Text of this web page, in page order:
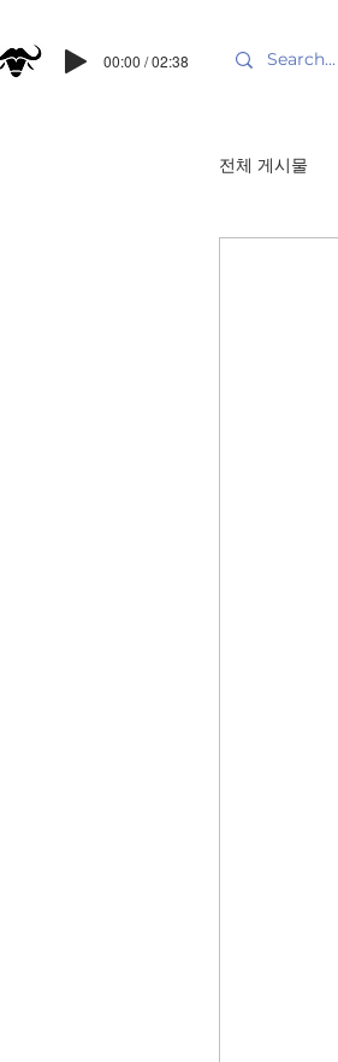
00:00 / 02:38
전체 게시물